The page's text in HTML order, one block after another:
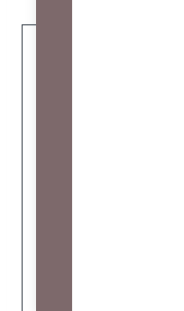
Del
Vi anbefaler,
information
i selskab